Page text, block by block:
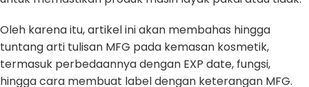
Oleh karena itu, artikel ini akan membahas hingga
tuntang arti tulisan MFG pada kemasan kosmetik,
termasuk perbedaannya dengan EXP date, fungsi,
hingga cara membuat label dengan keterangan MFG.